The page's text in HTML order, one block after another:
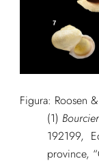
Figura: Roosen
(1)
192199,
province,